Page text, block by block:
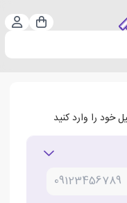
سبد
خود را وارد کنید